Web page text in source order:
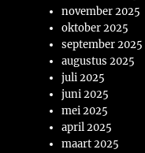
november 2025
oktober 2025
september 2025
augustus 2025
juli 2025
juni 2025
mei 2025
april 2025
maart 2025